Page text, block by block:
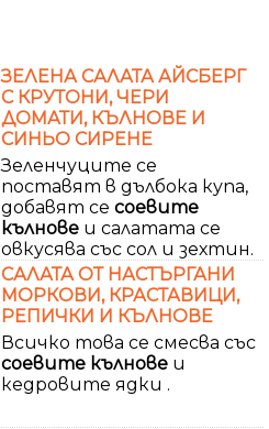
ЗЕЛЕНА САЛАТА АЙСБЕРГ
С КРУТОНИ, ЧЕРИ
ДОМАТИ, КЪЛНОВЕ И
СИНЬО СИРЕНЕ
Зеленчуците се
поставят в дълбока купа,
добавят се соевите
кълнове и салатата се
овкусява със сол и зехтин.
САЛАТА ОТ НАСТЪРГАНИ
МОРКОВИ, КРАСТАВИЦИ,
РЕПИЧКИ И КЪЛНОВЕ
Всичко това се смесва със
соевите кълнове и
кедровите ядки .